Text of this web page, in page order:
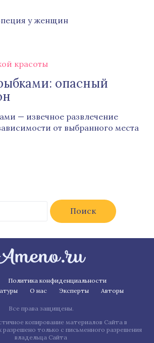
у женщин
красоты
опасный
— извечное развлечение
от выбранного места
Политика конфиденциальности
О нас Эксперты Авторы
Все права защищены.
копирование материалов Сайта в
разрешено только с письменного разрешения
владельца Сайта